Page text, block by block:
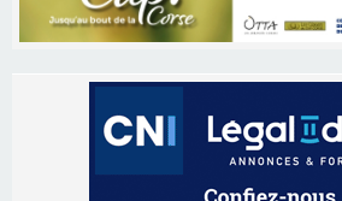
Les brèves